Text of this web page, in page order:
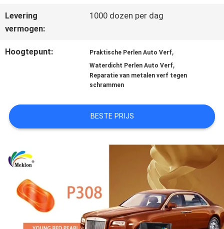
VRAAG
EEN
OFFERTE
SITEMAP
PRIVACYBELEID
Levering
vermogen:
1000 dozen per dag
Hoogtepunt: Praktische Perlen Auto Verf,
Waterdicht Perlen Auto Verf,
Reparatie van metalen verf tegen
schrammen
BESTE PRIJS